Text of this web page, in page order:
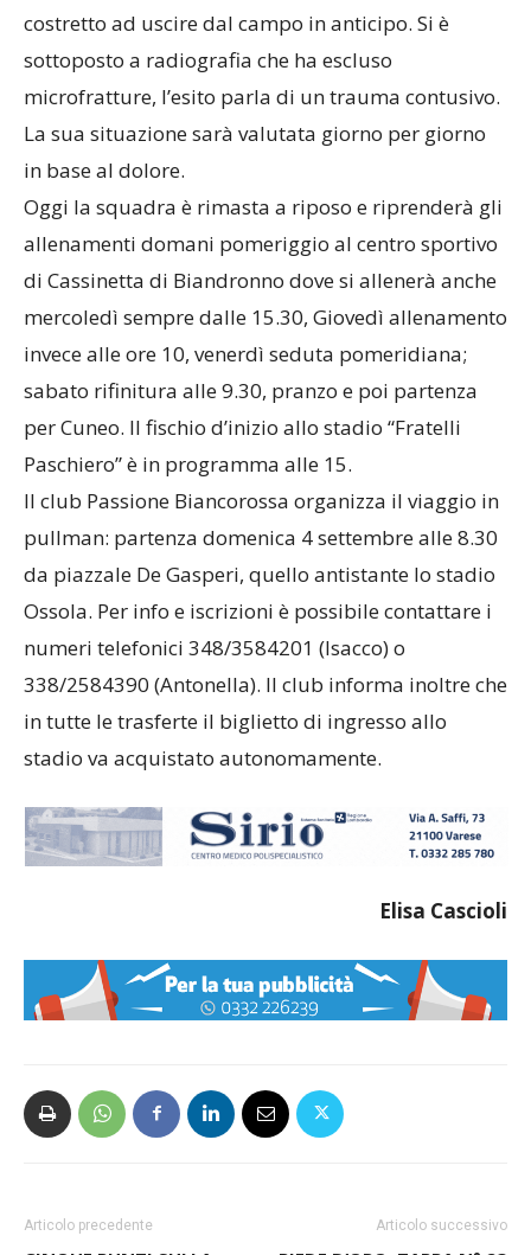
costretto ad uscire dal campo in anticipo. Si è
sottoposto a radiografia che ha escluso
microfratture, l’esito parla di un trauma contusivo.
La sua situazione sarà valutata giorno per giorno
in base al dolore.
Oggi la squadra è rimasta a riposo e riprenderà gli
allenamenti domani pomeriggio al centro sportivo
di Cassinetta di Biandronno dove si allenerà anche
mercoledì sempre dalle 15.30, Giovedì allenamento
invece alle ore 10, venerdì seduta pomeridiana;
sabato rifinitura alle 9.30, pranzo e poi partenza
per Cuneo. Il fischio d’inizio allo stadio “Fratelli
Paschiero” è in programma alle 15.
Il club Passione Biancorossa organizza il viaggio in
pullman: partenza domenica 4 settembre alle 8.30
da piazzale De Gasperi, quello antistante lo stadio
Ossola. Per info e iscrizioni è possibile contattare i
numeri telefonici 348/3584201 (Isacco) o
338/2584390 (Antonella). Il club informa inoltre che
in tutte le trasferte il biglietto di ingresso allo
stadio va acquistato autonomamente.
Elisa Cascioli
Articolo precedente Articolo successivo